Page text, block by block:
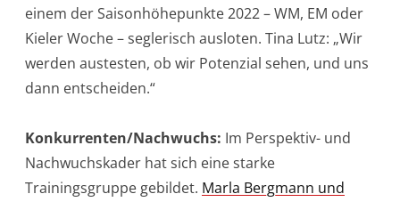
einem der Saisonhöhepunkte 2022 – WM, EM oder
Kieler Woche – seglerisch ausloten. Tina Lutz: „Wir
werden austesten, ob wir Potenzial sehen, und uns
dann entscheiden.“
Konkurrenten/Nachwuchs: Im Perspektiv- und
Nachwuchskader hat sich eine starke
Trainingsgruppe gebildet. Marla Bergmann und